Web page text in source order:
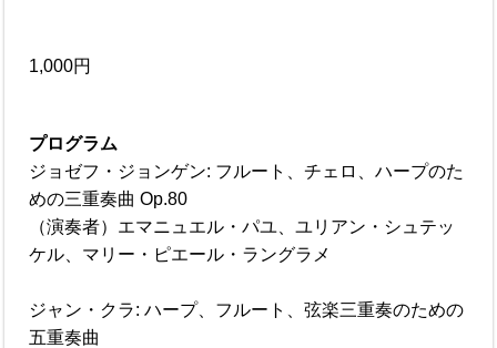
1,000円
プログラム
ジョゼフ・ジョンゲン: フルート、チェロ、ハープのた
めの三重奏曲 Op.80
（演奏者）エマニュエル・パユ、ユリアン・シュテッ
ケル、マリー・ピエール・ラングラメ
ジャン・クラ: ハープ、フルート、弦楽三重奏のための
五重奏曲